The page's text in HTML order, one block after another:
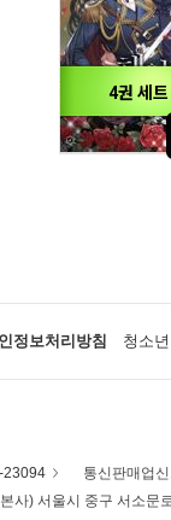
4권 세트
정보처리방침 청소
23094 통신판매업
사) 서울시 중구 서소문